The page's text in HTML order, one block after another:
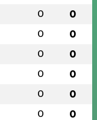
0 0
0 0
0 0
0 0
0 0
0 0